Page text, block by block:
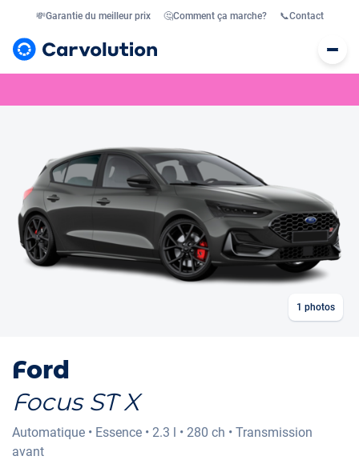
💸Garantie du meilleur prix 🤔Comment ça marche? 📞Contact
1 photos
Ford
Focus ST X
Automatique • Essence • 2.3 l • 280 ch • Transmission
avant